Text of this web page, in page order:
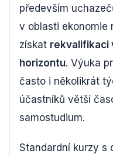
především
v oblasti ekonomie
získat rekvalifikaci
horizontu. Výuka
často i několikrát
účastníků větší
samostudium.
Standardní kurzy s